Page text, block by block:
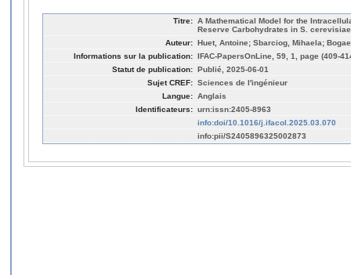
Titre: A Mathematical Model for the
Reserve Carbohydrates in S.
Auteur: Huet, Antoine; Sbarciog, Mihaela;
Informations sur la publication: IFAC-PapersOnLine, 59, 1, page (409-
Statut de publication: Publié, 2025-06-01
Sujet CREF: Sciences de l'ingénieur
Langue: Anglais
Identificateurs: urn:issn:2405-8963
info:doi/10.1016/j.ifacol.2025.03.070
info:pii/S2405896325002873